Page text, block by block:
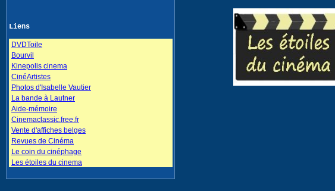
Liens
DVDToile
Bourvil
Kinepolis cinema
CinéArtistes
Photos d'Isabelle Vautier
La bande à Lautner
Aide-mémoire
Cinemaclassic.free.fr
Vente d'affiches belges
Revues de Cinéma
Le coin du cinéphage
Les étoiles du cinema